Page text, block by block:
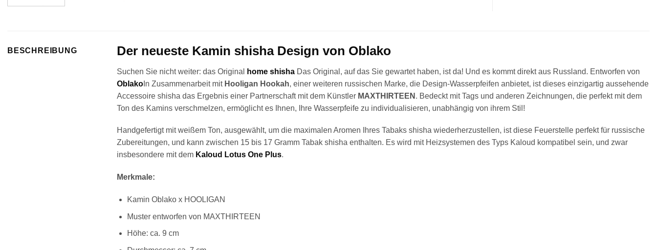
BESCHREIBUNG Der neueste Kamin shisha Design von Oblako
Suchen Sie nicht weiter: das Original home shisha Das Original, auf das Sie gewartet haben, ist da! Und es kommt direkt aus Russland. Entworfen von
Oblako In Zusammenarbeit mit Hooligan Hookah, einer weiteren russischen Marke, die Design-Wasserpfeifen anbietet, ist dieses einzigartig aussehende
Accessoire shisha das Ergebnis einer Partnerschaft mit dem Künstler MAXTHIRTEEN . Bedeckt mit Tags und anderen Zeichnungen, die perfekt mit dem
Ton des Kamins verschmelzen, ermöglicht es Ihnen, Ihre Wasserpfeife zu individualisieren, unabhängig von ihrem Stil!
Handgefertigt mit weißem Ton, ausgewählt, um die maximalen Aromen Ihres Tabaks shisha wiederherzustellen, ist diese Feuerstelle perfekt für russische
Zubereitungen, und kann zwischen 15 bis 17 Gramm Tabak shisha enthalten. Es wird mit Heizsystemen des Typs Kaloud kompatibel sein, und zwar
insbesondere mit dem Kaloud Lotus One Plus.
Merkmale:
Kamin Oblako x HOOLIGAN
Muster entworfen von MAXTHIRTEEN
Höhe: ca. 9 cm